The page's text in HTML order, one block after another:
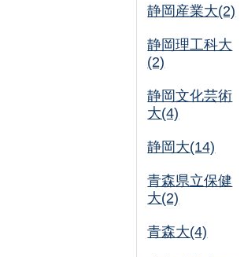
静岡産業大(2)
静岡理工科大
(2)
静岡文化芸術
大(4)
静岡大(14)
青森県立保健
大(2)
青森大(4)